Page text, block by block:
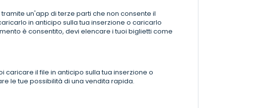
un'app di terze parti che non consente il
in anticipo sulla tua inserzione o caricarlo
è consentito, devi elencare i tuoi biglietti come
caricare il file in anticipo sulla tua inserzione o
le tue possibilità di una vendita rapida.